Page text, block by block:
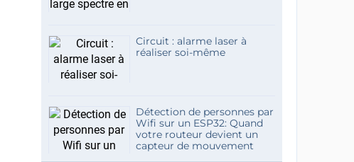
Circuit : alarme laser à
réaliser soi-même
Détection de personnes par
Wifi sur un ESP32: Quand
votre routeur devient un
capteur de mouvement